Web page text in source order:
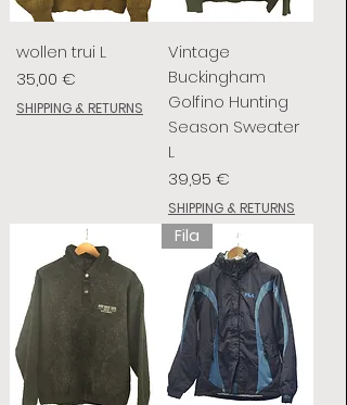
wollen trui L
Prix
35,00 €
SHIPPING & RETURNS
Vintage
Buckingham
Golfino Hunting
Season Sweater
L
Prix
39,95 €
SHIPPING & RETURNS
Fila